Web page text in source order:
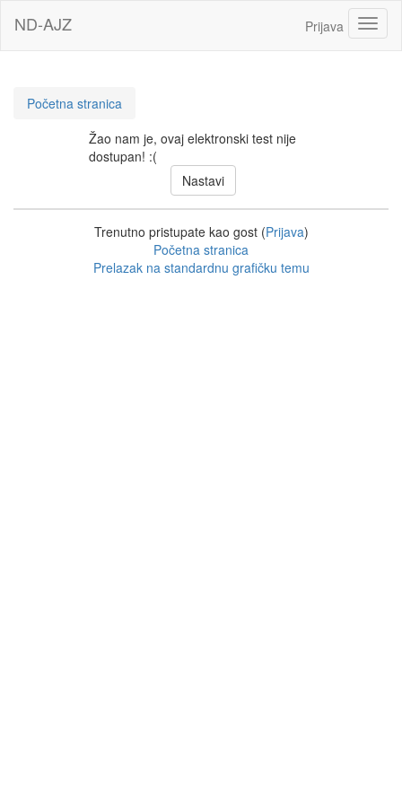
ND-AJZ Prijava
Početna stranica
Žao nam je, ovaj elektronski test nije
dostupan! :(
Trenutno pristupate kao gost (Prijava)
Početna stranica
Prelazak na standardnu grafičku temu